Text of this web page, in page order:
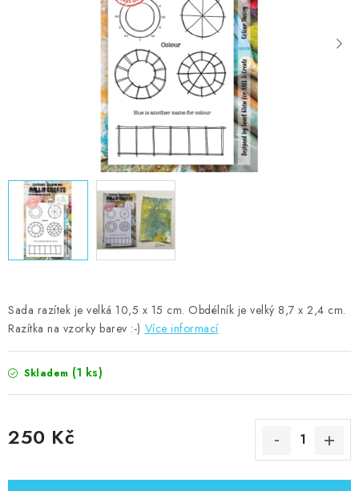
Kontakty Moje objednávka
Oblíbené ♥️
Hodnocení obchodu
Obchodní podmínky
Podmínky ochrany osobních údajů
Ověřování recenzí
Sada razítek je velká 10,5 x 15 cm. Obdélník je velký 8,7 x 2,4 cm.
Razítka na vzorky barev :-) Více informací
Skladem (1 ks)
250 Kč